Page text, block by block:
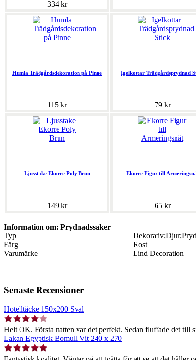
334 kr
Humla Trädgårdsdekoration på Pinne
115 kr
Igelkottar Trädgårdsprydnad
79 kr
Ljusstake Ekorre Poly Brun
149 kr
Ekorre Figur till
65 kr
Information om: Prydnadssaker
Typ
Färg
Rost
Varumärke
Lind Decoration
Senaste Recensioner
Hotelltäcke 150x200 Sval
Helt OK. Första natten var det perfekt. Sedan fluffade det till
Lakan Egyptisk Bomull Vit 240 x 270